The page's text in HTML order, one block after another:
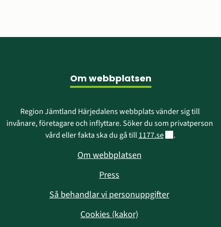
Om webbplatsen
Region Jämtland Härjedalens webbplats vänder sig till
invånare, företagare och inflyttare. Söker du som privatperson
vård eller fakta ska du gå till 1177.seLänk till annan
.
Om webbplatsen
Press
Så behandlar vi personuppgifter
Cookies (kakor)